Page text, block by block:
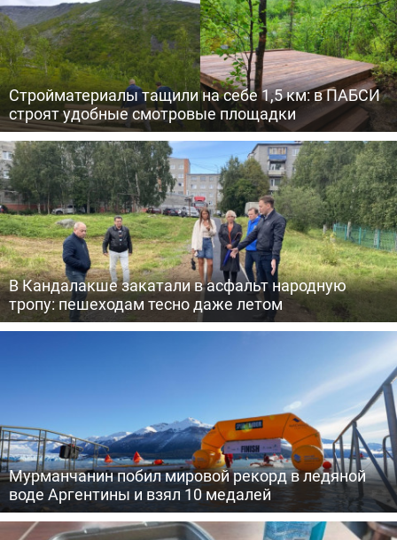
Стройматериалы тащили на себе 1,5 км: в ПАБСИ
строят удобные смотровые площадки
В Кандалакше закатали в асфальт народную
тропу: пешеходам тесно даже летом
Мурманчанин побил мировой рекорд в ледяной
воде Аргентины и взял 10 медалей